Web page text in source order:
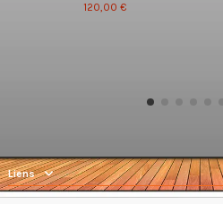
120,00 €
Liens